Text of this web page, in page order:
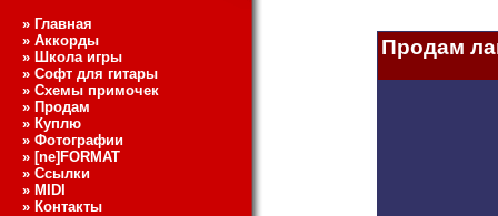
» Главная
» Аккорды
» Школа игры
» Софт для гитары
» Схемы примочек
» Продам
» Куплю
» Фотографии
» [ne]FORMAT
» Ссылки
» MIDI
» Контакты
Продам